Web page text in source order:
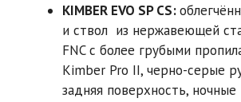
KIMBER EVO SP CS:
и ствол из нержавеющей
FNC с более грубыми
Kimber Pro II, черно-серые
задняя поверхность,